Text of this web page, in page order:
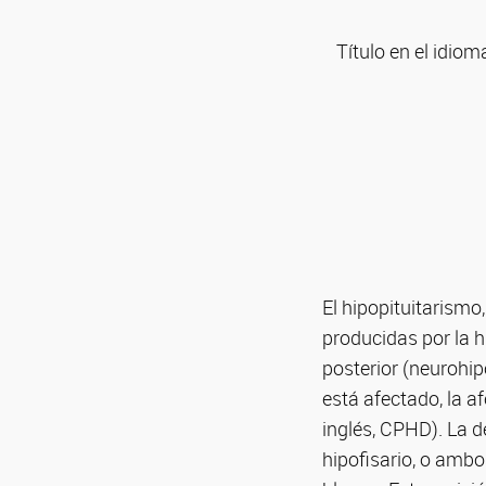
Título en el
El
producidas por la
posterior
está afectado, la
inglés, CPHD). La
hipofisario, o